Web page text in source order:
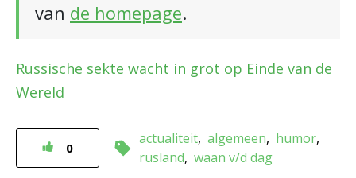
van de homepage.
Russische sekte wacht in grot op Einde van de
Wereld
0
actualiteit algemeen
humor
rusland waan v/d dag